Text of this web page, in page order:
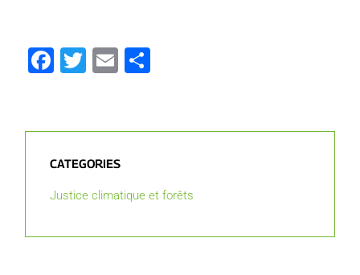
Facebook
Twitter
Email
CATEGORIES
Justice climatique et forêts